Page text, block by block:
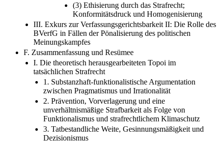
(3) Ethisierung durch das Strafrecht;
Konformitätsdruck und Homogenisierung
III. Exkurs zur Verfassungsgerichtsbarkeit II: Die Rolle des
BVerfG in Fällen der Pönalisierung des politischen
Meinungskampfes
F. Zusammenfassung und Resümee
I. Die theoretisch herausgearbeiteten Topoi im
tatsächlichen Strafrecht
1. Substanzhaft-funktionalistische Argumentation
zwischen Pragmatismus und Irrationalität
2. Prävention, Vorverlagerung und eine
unverhältnismäßige Strafbarkeit als Folge von
Funktionalismus und strafrechtlichem Klimaschutz
3. Tatbestandliche Weite, Gesinnungsmäßigkeit und
Dezisionismus